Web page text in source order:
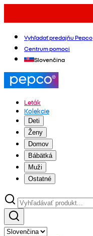
Vyhľadať predajňu Pepco
Centrum pomoci
Slovenčina
Leták
Kolekcie
Deti
Ženy
Domov
Bábätká
Muži
Ostatné